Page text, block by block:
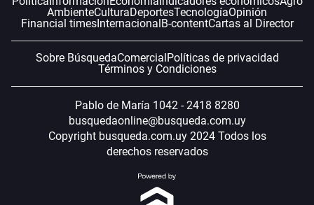
AmbienteCulturaDeportesTecnologíaOpinión
Financial timesInternacionalB-contentCartas al Director
Sobre BúsquedaComercialPolíticas de privacidad
Términos y Condiciones
Pablo de María 1042 - 2418 8280
busquedaonline@busqueda.com.uy
Copyright busqueda.com.uy 2024 Todos los
derechos reservados